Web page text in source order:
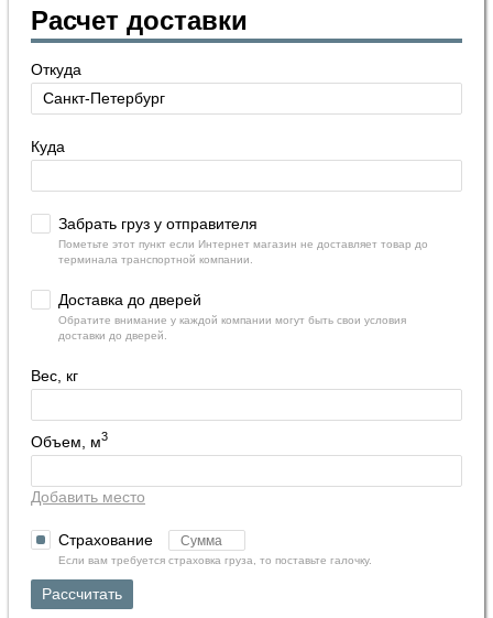
Расчет доставки
Откуда
Куда
Забрать груз у отправителя
Пометьте этот пункт если Интернет магазин не доставляет товар до
терминала транспортной компании.
Доставка до дверей
Обратите внимание у каждой компании могут быть свои условия
доставки до дверей.
Вес, кг
Объем, м3
Добавить место
Страхование
Если вам требуется страховка груза, то поставьте галочку.
Рассчитать